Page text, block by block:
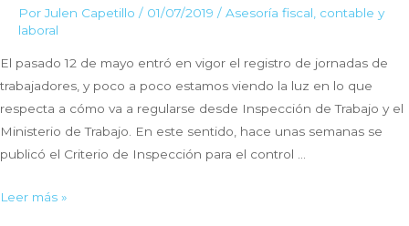
PorJulen Capetillo / 01/07/2019 / Asesoría fiscal, contable y
laboral
El pasado 12 de mayo entró en vigor el registro de jornadas de
trabajadores, y poco a poco estamos viendo la luz en lo que
respecta a cómo va a regularse desde Inspección de Trabajo y el
Ministerio de Trabajo. En este sentido, hace unas semanas se
publicó el Criterio de Inspección para el control …
14
Leer más »